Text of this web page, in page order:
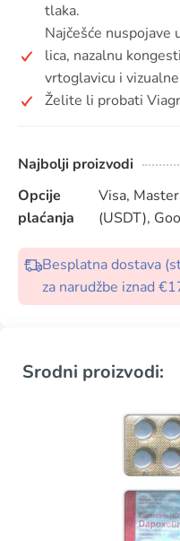
tlaka.
Najčešće
lica, nazalnu
vrtoglavicu i
Želite li probati
Najbolji proizvodi
Opcije
plaćanja
Visa,
(USDT),
Besplatna dostava
za narudžbe iznad
Srodni proizvodi: